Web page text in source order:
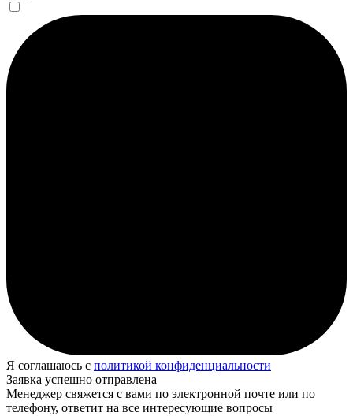
Я соглашаюсь с политикой конфиденциальности
Заявка успешно отправлена
Менеджер свяжется с вами по электронной почте или по
телефону, ответит на все интересующие вопросы